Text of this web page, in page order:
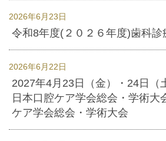
2026年6月23日
令和8年度(２０２６年度)歯科診
2026年6月22日
2027年4月23日（金）・24日
日本口腔ケア学会総会・学術大
ケア学会総会・学術大会